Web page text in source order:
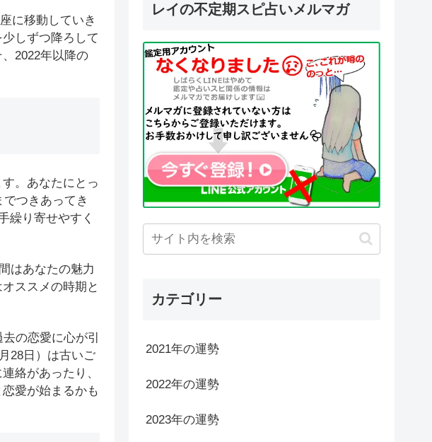
に移動していき
しずつ降ろして
2022年以降の
。あなたにとっ
つきあってき
繰り寄せやすく
はあなたの魅力
ススメの時期と
の恋愛に心が引
28日）は古いご
絡があったり、
愛が始まるかも
レイの不定期スピ占いメルマガ
カテゴリー
2021年の運勢
2022年の運勢
2023年の運勢